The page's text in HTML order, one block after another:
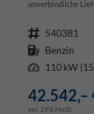
unverbindliche
Fahrzeugnr. 540381
Kraftstoff Benzin
Leistung 110 kW
42.542,–
incl. 19% MwSt.